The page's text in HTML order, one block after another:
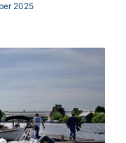
2025